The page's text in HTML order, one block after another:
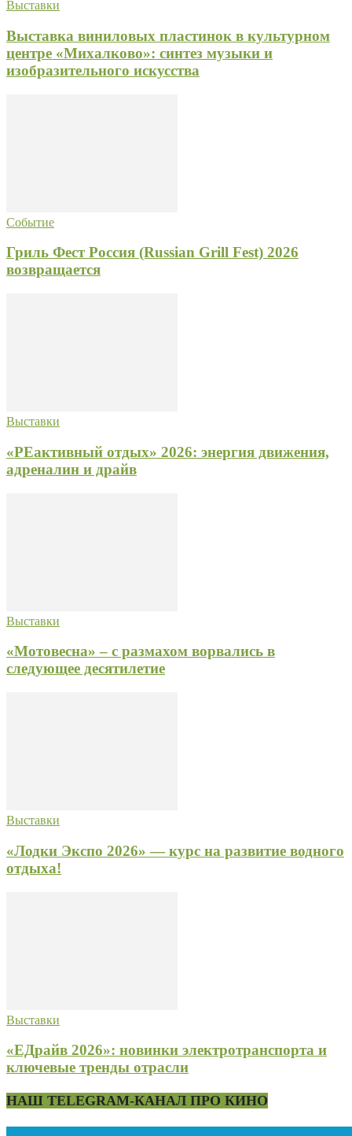
Выставки
Выставка виниловых пластинок в культурном
центре «Михалково»: синтез музыки и
изобразительного искусства
Событие
Гриль Фест Россия (Russian Grill Fest) 2026
возвращается
Выставки
«РЕактивный отдых» 2026: энергия движения,
адреналин и драйв
Выставки
«Мотовесна» – с размахом ворвались в
следующее десятилетие
Выставки
«Лодки Экспо 2026» — курс на развитие водного
отдыха!
Выставки
«ЕДрайв 2026»: новинки электротранспорта и
ключевые тренды отрасли
НАШ TELEGRAM-КАНАЛ ПРО КИНО